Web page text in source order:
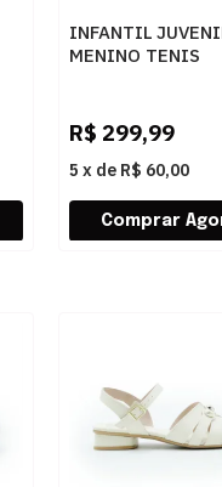
INFANTIL
MENINO TENIS
R$ 299,99
5 x de R$ 60,00